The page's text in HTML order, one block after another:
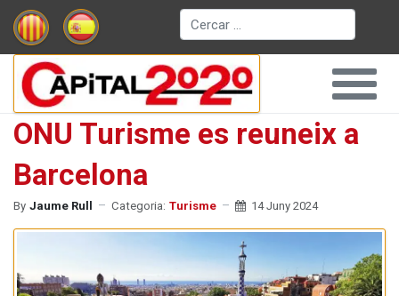
Cerca
ONU Turisme es reuneix a
Barcelona
By Jaume Rull Categoria: Turisme 14 Juny 2024